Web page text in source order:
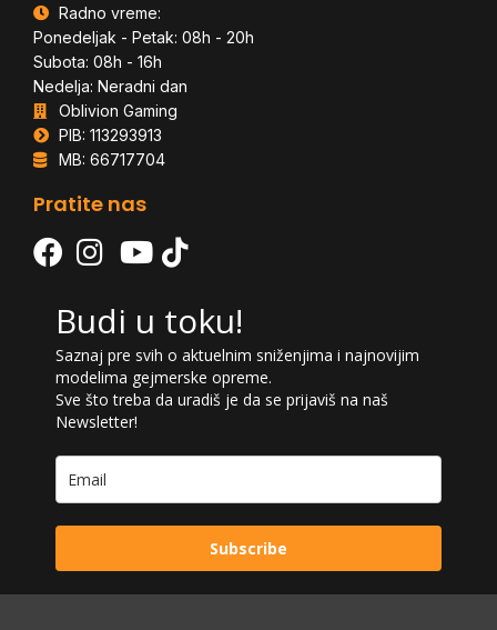
Radno vreme:
Ponedeljak - Petak: 08h - 20h
Subota: 08h - 16h
Nedelja: Neradni dan
Oblivion Gaming
PIB: 113293913
MB: 66717704
Pratite nas
Budi u toku!
Saznaj pre svih o aktuelnim sniženjima i najnovijim
modelima gejmerske opreme.
Sve što treba da uradiš je da se prijaviš na naš
Newsletter!
Subscribe